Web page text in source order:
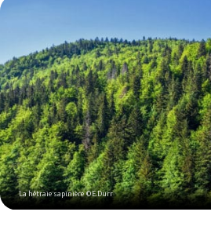
La hêtraie sapinière ©E.Durr